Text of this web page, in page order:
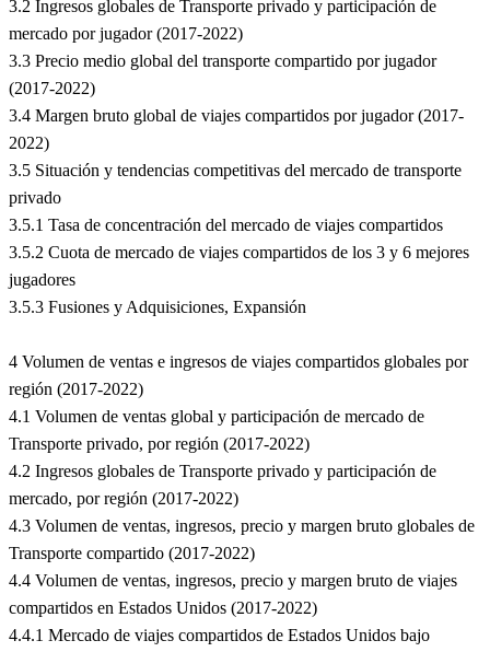
3.2 Ingresos globales de Transporte privado y participación de
mercado por jugador (2017-2022)
3.3 Precio medio global del transporte compartido por jugador
(2017-2022)
3.4 Margen bruto global de viajes compartidos por jugador (2017-
2022)
3.5 Situación y tendencias competitivas del mercado de transporte
privado
3.5.1 Tasa de concentración del mercado de viajes compartidos
3.5.2 Cuota de mercado de viajes compartidos de los 3 y 6 mejores
jugadores
3.5.3 Fusiones y Adquisiciones, Expansión
4 Volumen de ventas e ingresos de viajes compartidos globales por
región (2017-2022)
4.1 Volumen de ventas global y participación de mercado de
Transporte privado, por región (2017-2022)
4.2 Ingresos globales de Transporte privado y participación de
mercado, por región (2017-2022)
4.3 Volumen de ventas, ingresos, precio y margen bruto globales de
Transporte compartido (2017-2022)
4.4 Volumen de ventas, ingresos, precio y margen bruto de viajes
compartidos en Estados Unidos (2017-2022)
4.4.1 Mercado de viajes compartidos de Estados Unidos bajo